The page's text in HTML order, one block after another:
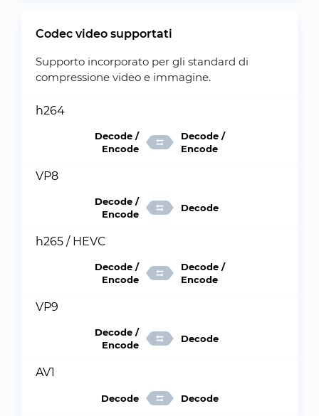
Codec video supportati
Supporto incorporato per gli standard di
compressione video e immagine.
h264
Decode /
Encode
Decode /
Encode
VP8
Decode /
Encode
Decode
h265 / HEVC
Decode /
Encode
Decode /
Encode
VP9
Decode /
Encode
Decode
AV1
Decode Decode